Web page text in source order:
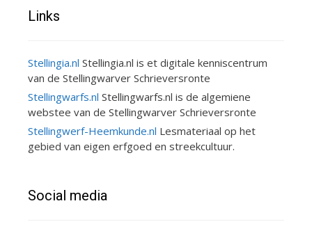
Links
Stellingia.nl Stellingia.nl is et digitale kenniscentrum
van de Stellingwarver Schrieversronte
Stellingwarfs.nl Stellingwarfs.nl is de algemiene
webstee van de Stellingwarver Schrieversronte
Stellingwerf-Heemkunde.nl Lesmateriaal op het
gebied van eigen erfgoed en streekcultuur.
Social media